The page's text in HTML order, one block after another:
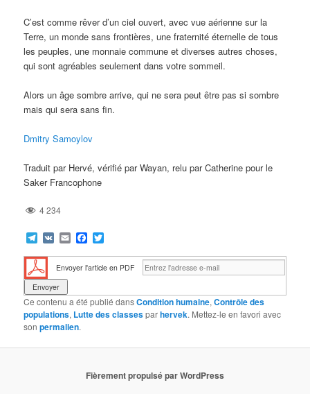
C’est comme rêver d’un ciel ouvert, avec vue aérienne sur la
Terre, un monde sans frontières, une fraternité éternelle de tous
les peuples, une monnaie commune et diverses autres choses,
qui sont agréables seulement dans votre sommeil.
Alors un âge sombre arrive, qui ne sera peut être pas si sombre
mais qui sera sans fin.
Dmitry Samoylov
Traduit par Hervé, vérifié par Wayan, relu par Catherine pour le
Saker Francophone
4 234
Telegram
VK EmailFacebook
Envoyer l'article en PDF
Ce contenu a été publié dansCondition humaine,Contrôle des
populations, Lutte des classesparhervek. Mettez-le en favori avec
sonpermalien.
Fièrement propulsé par WordPress